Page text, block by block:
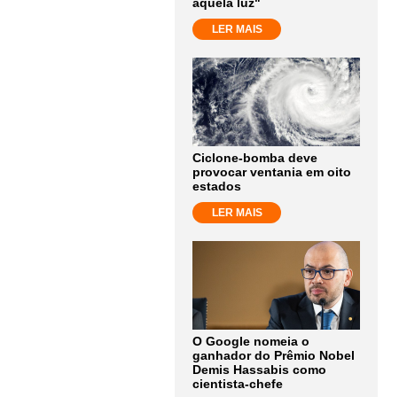
LER MAIS
Ciclone-bomba deve
provocar ventania em oito
estados
LER MAIS
O Google nomeia o
ganhador do Prêmio Nobel
Demis Hassabis como
cientista-chefe